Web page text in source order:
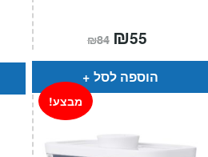
₪84 המחיר
המקורי
היה:
₪84.
₪55
הוא:
הוספה לסל
מבצע!